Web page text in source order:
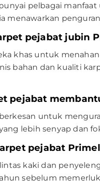
pelbagai
menawarkan
pejabat jubin
khas untuk
bahan dan kualiti
pejabat
untuk
lebih senyap dan
pejabat
kaki dan
sebelum